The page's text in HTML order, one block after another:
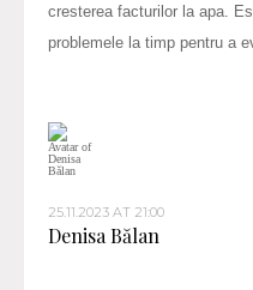
cresterea facturilor la apa.
problemele la timp pentru a
25.11.2023 AT 21:00
Denisa Bălan